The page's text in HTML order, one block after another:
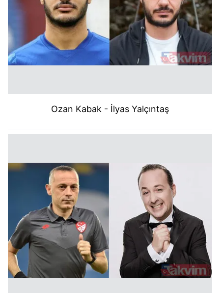
sınırlı olarak açık rızanız dahilinde kullanılacaktır.
Çerezlere ilişkin tercihlerinizi aşağıda yer alan panel
vasıtasıyla belirleyebilirsiniz. Çerezlere ilişkin detaylı bilgi
için Ayarlar butonuna tıklayabilir,
Çerez Bilgilendirme
Metnimiziziyaret edebilirsiniz.
ilgili mevzuata uygun olarak kullanılan çerezlerle ilgili bilgi
Ozan Kabak - İlyas Yalçıntaş